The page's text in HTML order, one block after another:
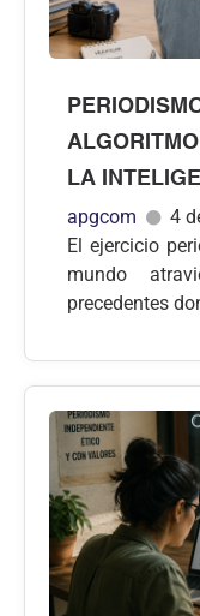
LA
apgcom
4
El ejercicio
mundo
precedentes